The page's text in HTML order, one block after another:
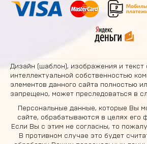
Дизайн (шаблон), изображения и текст
интеллектуальной собственностью
элементов данного сайта полностью
запрещено, может преследоваться в
Персональные данные, которые Вы
сайте, обрабатываются в целях его
Если Вы с этим не согласны, то
В противном случае это будет